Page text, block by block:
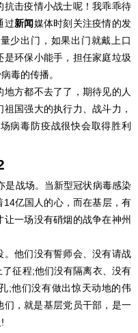
击疫情小战士呢！我乖乖待
过新闻媒体时刻关注疫情的发
少出门，如果出门就戴上口
环保小能手，担任家庭垃圾
毒的传播。
方都不去了了，期待见的人
国强大的执行力、战斗力，
病毒防疫战很快会取得胜利
战场。当新型冠状病毒感染
亿国人的心，而在基层，有
一场没有硝烟的战争在神州
他们没有誓师会、没有请战
征程;他们没有隔离衣、没有
;他们没有做出惊天动地的伟
，就是基层党员干部，是一